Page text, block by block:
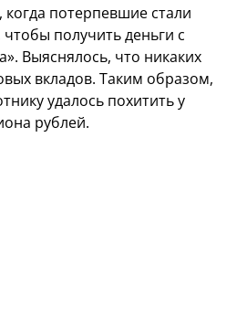
потерпевшие стали
получить деньги с
Выяснялось, что никаких
вкладов. Таким образом,
удалось похитить у
рублей.